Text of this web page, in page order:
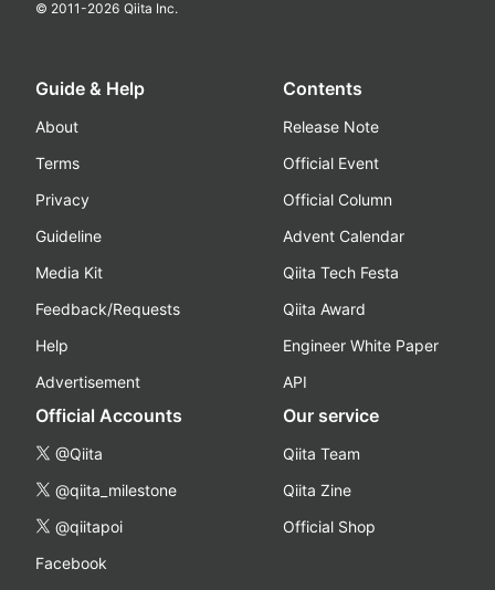
© 2011-2026 Qiita Inc.
Guide & Help
About
Terms
Privacy
Guideline
Media Kit
Feedback/Requests
Help
Advertisement
Contents
Release Note
Official Event
Official Column
Advent Calendar
Qiita Tech Festa
Qiita Award
Engineer White Paper
API
Official Accounts
@Qiita
@qiita_milestone
@qiitapoi
Facebook
Our service
Qiita Team
Qiita Zine
Official Shop